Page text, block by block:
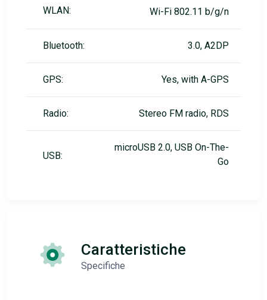
WLAN: Wi-Fi 802.11 b/g/n
Bluetooth: 3.0, A2DP
GPS: Yes, with A-GPS
Radio: Stereo FM radio, RDS
USB:
microUSB 2.0, USB On-The-
Go
Caratteristiche
Specifiche